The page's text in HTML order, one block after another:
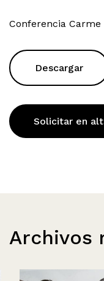
Conferencia Carme
Descargar
Solicitar en
Archivos